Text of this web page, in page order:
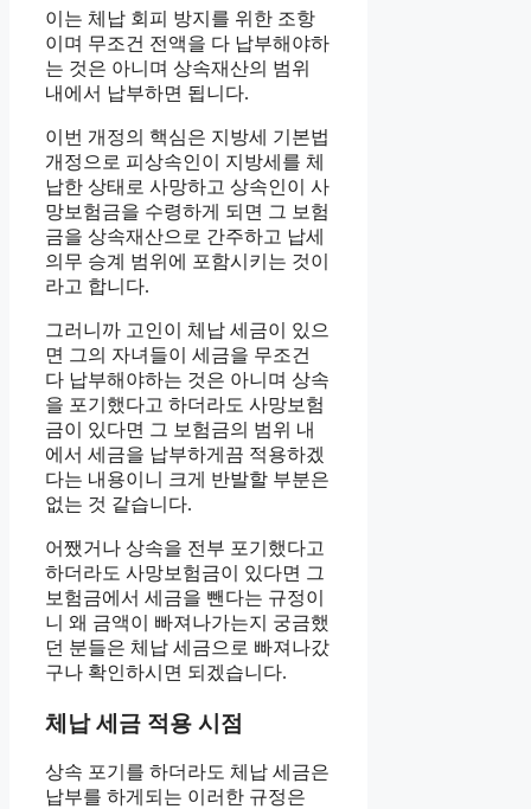
이는 체납 회피 방지를 위한 조항
이며 무조건 전액을 다 납부해야하
는 것은 아니며 상속재산의 범위
내에서 납부하면 됩니다.
이번 개정의 핵심은 지방세 기본법
개정으로 피상속인이 지방세를 체
납한 상태로 사망하고 상속인이 사
망보험금을 수령하게 되면 그 보험
금을 상속재산으로 간주하고 납세
의무 승계 범위에 포함시키는 것이
라고 합니다.
그러니까 고인이 체납 세금이 있으
면 그의 자녀들이 세금을 무조건
다 납부해야하는 것은 아니며 상속
을 포기했다고 하더라도 사망보험
금이 있다면 그 보험금의 범위 내
에서 세금을 납부하게끔 적용하겠
다는 내용이니 크게 반발할 부분은
없는 것 같습니다.
어쨌거나 상속을 전부 포기했다고
하더라도 사망보험금이 있다면 그
보험금에서 세금을 뺀다는 규정이
니 왜 금액이 빠져나가는지 궁금했
던 분들은 체납 세금으로 빠져나갔
구나 확인하시면 되겠습니다.
체납 세금 적용 시점
상속 포기를 하더라도 체납 세금은
납부를 하게되는 이러한 규정은